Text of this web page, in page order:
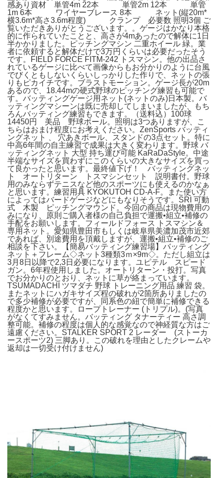
感あり資材 単管4m 22本 単管2m 12本 単管
1m 6本 ワイヤーブレース 8本 ネット(縦20m*
横3.6m*高さ3.6m程度) クランプ 必要数 照明3個 ご
覧いただきありがとうございます。。ゲージはかなり本格
的に作られていたことと、高さが4mあったので解体に1日
半かかりました。ピッチングマシン 二重ホイール 緑。業
者に依頼すると解体だけで3万円くらいは必要だったそう
です。FIELD FORCE FITM-242 トスマシン。他の出品さ
れているゲージに比べて画像からもお分かりのように台風
でびくともしないくらいしっかりした作りで、ネットの張
りもピカイチです。ブラストモーション。ゲージ長が20m
あるので、18.44mの硬式野球のピッチング練習も可能で
す。バッティングゲージ用ネット(ネットのみ)日本製。バ
ッティングマシーンは既に売却してしまいましたが、もち
ろんバッティング練習もできます。（送料込）100球
14450円 美品 野球ボール。照明は3つありますが、こ
ちらはおまけ程度にお考えください。ZenSports バッティ
ングネット 、 穴あきボール、スタンドの3点セット。特に
中高6年間の自主練習で成果は大きく変わります。野球 バ
ッティングネット 大型 持ち運び可能 KaRaDaStyle。中途
半端なサイズを買わずにこのくらいの大きなサイズを買っ
て良かったと思います。最終値下げ！ バッティングネッ
ト オートリターン トスマシンセット 説明書付。野球
用のみならずテニスなど他のスポーツにも使えるのかなぁ
と思います。練習用具 KYOKUTOH CD-A-F。また使い方
によってはバードゲージなどにもなりそうです。SRI 可動
式 木製 ピッチングマウンド。今回の商品は現物費用の
みになり、原則ご購入者様の自己負担で運搬•組立•補修の
手配をお願いします。フィールドフォース トスマシン＆
専用ネット。愛知県豊田市もしくは岐阜県美濃加茂市近郊
であれば、別途費用を頂戴しますが、運搬•組立•補修のご
相談を下さい。【簡易バッティング練習場】バッティング
ネット＋フレーム◇ネット3種類3ｍ×9m◇。ただし組立は
3月8日以降で2,3日必要になります。ユピテル スピード
ガン。6年程使用しました。オートリターン・投打。写真
でお分かりのとおり、ネットに草が絡まっています。
TSUMADACHI ツマダチ 野球 トレーニング用品 練習 袋。
またネットにハガキサイズ程の破れが2箇所ありましたの
で多少補修が必要ですが、同系色の紐で簡単に補修できる
程度かと思います。ロープトレーナー (トリプル)。(写真
がなくてすみません。バッティング タナーティー 高さ調
整可能。補修の程度は個人的な感覚なので神経質な方はご
遠慮ください。STALKER SPORT 2 レーダー (ストーカ
ースポーツ2) 三脚あり。この破れを理由としたクレームや
返却は一切受け付けません)